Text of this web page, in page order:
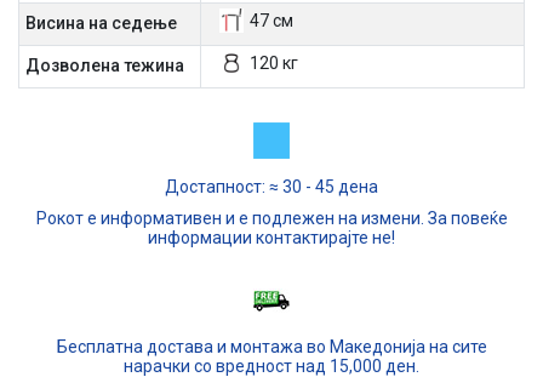
Висина на седење 47 см
Дозволена тежина 120 кг
Достапност: ≈ 30 - 45 дена
Рокот е информативен и е подлежен на измени. За повеќе
информации контактирајте не!
Бесплатна достава и монтажа во Македонија на сите
нарачки со вредност над 15,000 ден.